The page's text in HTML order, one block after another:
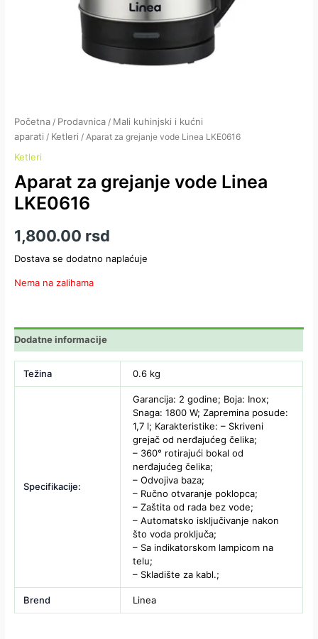
Početna / Prodavnica / Mali kuhinjski i kućni
aparati / Ketleri / Aparat za grejanje vode Linea LKE0616
Ketleri
Aparat za grejanje vode Linea
LKE0616
1,800.00 rsd
Dostava se dodatno naplaćuje
Nema na zalihama
Dodatne informacije
Težina 0.6 kg
Specifikacije:
Garancija: 2 godine; Boja: Inox;
Snaga: 1800 W; Zapremina posude:
1,7 l; Karakteristike: – Skriveni
grejač od nerđajućeg čelika;
– 360° rotirajući bokal od
nerđajućeg čelika;
– Odvojiva baza;
– Ručno otvaranje poklopca;
– Zaštita od rada bez vode;
– Automatsko isključivanje nakon
što voda proključa;
– Sa indikatorskom lampicom na
telu;
– Skladište za kabl.;
Brend Linea